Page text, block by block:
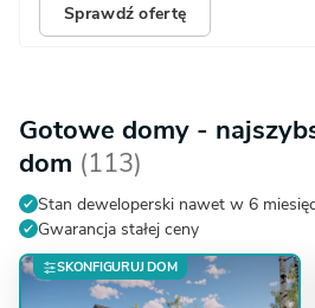
Sprawdź ofertę
Gotowe domy -
dom (113)
Stan deweloperski nawet w 6
Gwarancja stałej ceny
SKONFIGURUJ DOM